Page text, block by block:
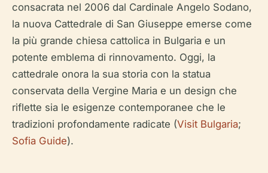
consacrata nel 2006 dal Cardinale Angelo Sodano,
la nuova Cattedrale di San Giuseppe emerse come
la più grande chiesa cattolica in Bulgaria e un
potente emblema di rinnovamento. Oggi, la
cattedrale onora la sua storia con la statua
conservata della Vergine Maria e un design che
riflette sia le esigenze contemporanee che le
tradizioni profondamente radicate (Visit Bulgaria;
Sofia Guide).